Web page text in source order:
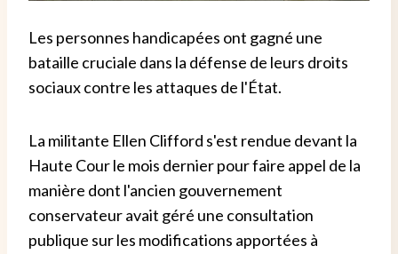
Les personnes handicapées ont gagné une
bataille cruciale dans la défense de leurs droits
sociaux contre les attaques de l'État.
La militante Ellen Clifford s'est rendue devant la
Haute Cour le mois dernier pour faire appel de la
manière dont l'ancien gouvernement
conservateur avait géré une consultation
publique sur les modifications apportées à